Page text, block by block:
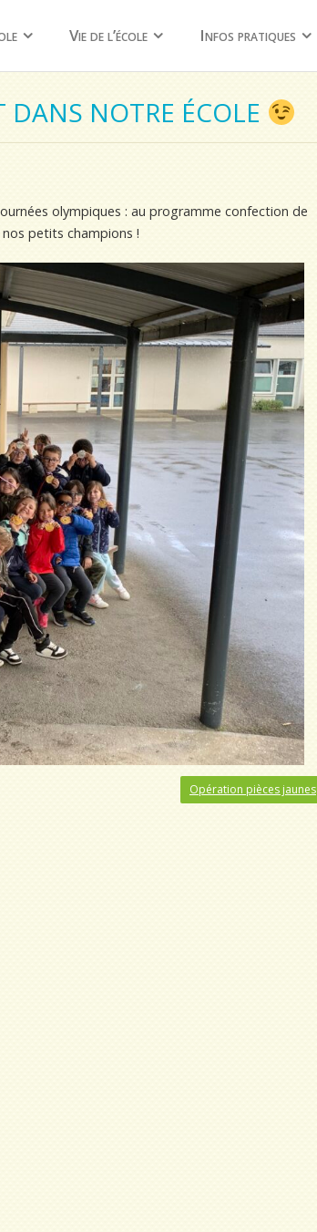
Vie de l’école Infos pratiques
NOTRE ÉCOLE
olympiques : au programme confection de
petits champions !
Opération pièces jaunes